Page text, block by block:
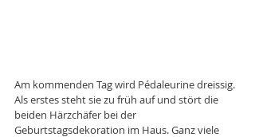
Am kommenden Tag wird Pédaleurine dreissig.
Als erstes steht sie zu früh auf und stört die
beiden Härzchäfer bei der
Geburtstagsdekoration im Haus. Ganz viele